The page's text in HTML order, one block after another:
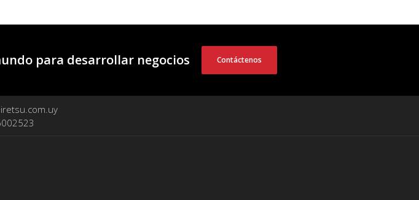
para desarrollar negocios Contáctenos